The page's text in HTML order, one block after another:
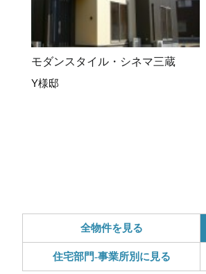
モダンスタイル・シネマ三蔵
Y様邸
全物件を見る
住宅部門-事業所別に見る